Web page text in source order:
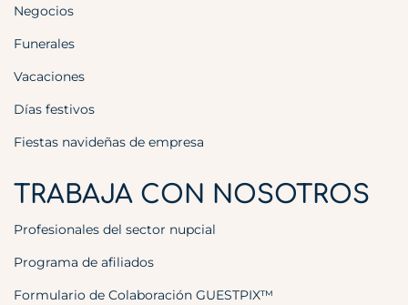
Negocios
Funerales
Vacaciones
Días festivos
Fiestas navideñas de empresa
TRABAJA CON NOSOTROS
Profesionales del sector nupcial
Programa de afiliados
Formulario de Colaboración GUESTPIX™